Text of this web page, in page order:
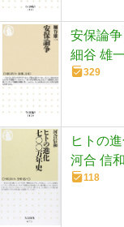
安保論
細谷 雄一
329
ヒトの
河合 信和
118